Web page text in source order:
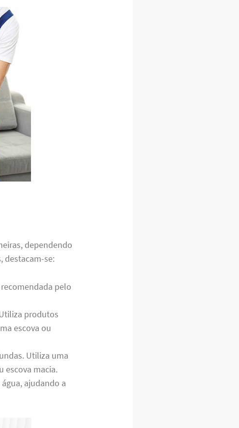
dependendo
destacam-se:
pelo
produtos
escova ou
Utiliza uma
escova macia.
ajudando a